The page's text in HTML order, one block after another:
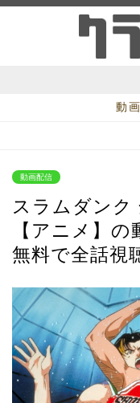
動
動画配信
スラムダンク
【アニメ】
無料で全話視